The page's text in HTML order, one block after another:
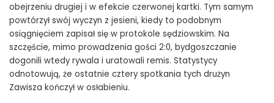
obejrzeniu drugiej i w efekcie czerwonej kartki. Tym samym
powtórzył swój wyczyn z jesieni, kiedy to podobnym
osiągnięciem zapisał się w protokole sędziowskim. Na
szczęście, mimo prowadzenia gości 2:0, bydgoszczanie
dogonili wtedy rywala i uratowali remis. Statystycy
odnotowują, że ostatnie cztery spotkania tych drużyn
Zawisza kończył w osłabieniu.